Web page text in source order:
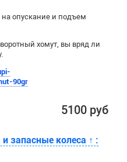
опускание и подъем
хомут, вы вряд ли
90gr
5100 руб
запасные колеса ↑ :